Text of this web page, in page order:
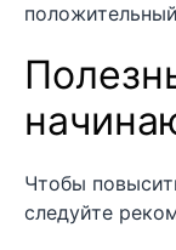
Чтобы
следуйте